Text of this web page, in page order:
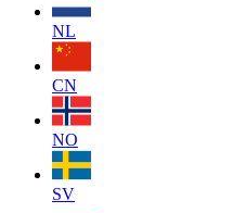
NL
CN
NO
SV